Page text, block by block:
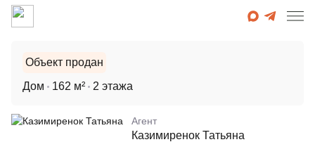
Объект продан
Дом
162 м² 2 этажа
Агент
Казимиренок Татьяна